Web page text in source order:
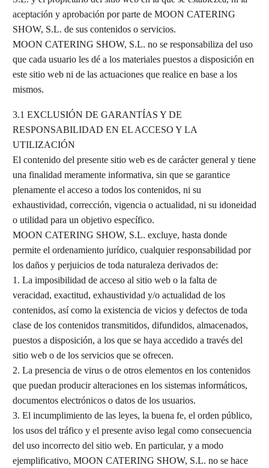
aceptación y aprobación por parte de MOON CATERING
SHOW, S.L. de sus contenidos o servicios.
MOON CATERING SHOW, S.L. no se responsabiliza del uso
que cada usuario les dé a los materiales puestos a disposición en
este sitio web ni de las actuaciones que realice en base a los
mismos.
3.1 EXCLUSIÓN DE GARANTÍAS Y DE
RESPONSABILIDAD EN EL ACCESO Y LA
UTILIZACIÓN
El contenido del presente sitio web es de carácter general y tiene
una finalidad meramente informativa, sin que se garantice
plenamente el acceso a todos los contenidos, ni su
exhaustividad, corrección, vigencia o actualidad, ni su idoneidad
o utilidad para un objetivo específico.
MOON CATERING SHOW, S.L. excluye, hasta donde
permite el ordenamiento jurídico, cualquier responsabilidad por
los daños y perjuicios de toda naturaleza derivados de:
1. La imposibilidad de acceso al sitio web o la falta de
veracidad, exactitud, exhaustividad y/o actualidad de los
contenidos, así como la existencia de vicios y defectos de toda
clase de los contenidos transmitidos, difundidos, almacenados,
puestos a disposición, a los que se haya accedido a través del
sitio web o de los servicios que se ofrecen.
2. La presencia de virus o de otros elementos en los contenidos
que puedan producir alteraciones en los sistemas informáticos,
documentos electrónicos o datos de los usuarios.
3. El incumplimiento de las leyes, la buena fe, el orden público,
los usos del tráfico y el presente aviso legal como consecuencia
del uso incorrecto del sitio web. En particular, y a modo
ejemplificativo, MOON CATERING SHOW, S.L. no se hace